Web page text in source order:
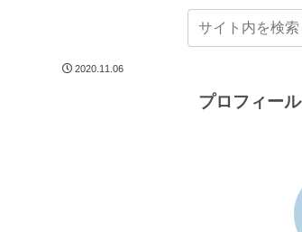
2020.11.06
プロフィール